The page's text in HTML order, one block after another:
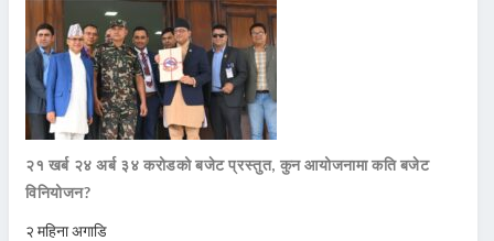
२१ खर्ब २४ अर्ब ३४ करोडको बजेट प्रस्तुत, कुन आयोजनामा कति बजेट
विनियोजन?
२ महिना अगाडि